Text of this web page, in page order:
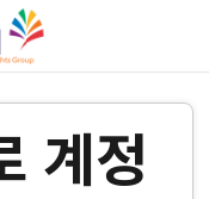
계정